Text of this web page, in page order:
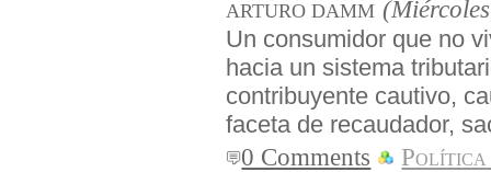
ARTURO DAMM
Un consumidor que no
hacia un sistema
contribuyente cautivo,
faceta de recaudador,
0 Comments